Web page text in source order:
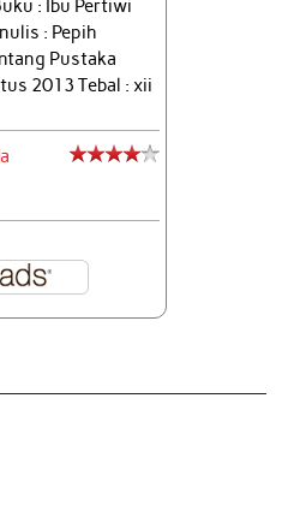
: Ibu Pertiwi
: Pepih
Pustaka
2013 Tebal : xii